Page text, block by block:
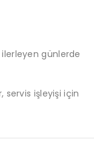
ilerleyen günlerde
servis işleyişi için